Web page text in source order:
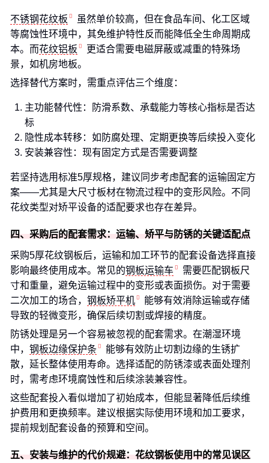
不锈钢花纹板
虽然单价较高，但在食品车间、化工区域
等腐蚀性环境中，其免维护特性反而能降低全生命周期成
本。而花纹铝板
更适合需要电磁屏蔽或减重的特殊场
景，如机房地板。
选择替代方案时，需重点评估三个维度：
主功能替代性：防滑系数、承载能力等核心指标是否达
标
隐性成本转移：如防腐处理、定期更换等后续投入变化
安装兼容性：现有固定方式是否需要调整
若坚持选用标准5厚规格，建议同步考虑配套的运输固定方
案——尤其是大尺寸板材在物流过程中的变形风险。不同
花纹类型对矫平设备的适配要求也存在差异。
四、采购后的配套需求：运输、矫平与防锈的关键适配点
采购5厚花纹钢板后，运输和加工环节的配套设备选择直接
影响最终使用成本。常见的钢板运输车
需要匹配钢板尺
寸和重量，避免运输过程中的变形或表面损伤。对于需要
二次加工的场合， 钢板矫平机
能够有效消除运输或存储
导致的轻微变形，确保后续切割或焊接的精度。
防锈处理是另一个容易被忽视的配套需求。在潮湿环境
中， 钢板边缘保护条
能够有效防止切割边缘的生锈扩
散，延长整体使用寿命。选择适配的防锈漆或表面处理剂
时，需考虑环境腐蚀性和后续涂装兼容性。
这些配套投入看似增加了初始成本，但能显著降低后续维
护费用和更换频率。建议根据实际使用环境和加工要求，
提前规划配套设备的预算和空间。
五、安装与维护的代价规避：花纹钢板使用中的常见误区